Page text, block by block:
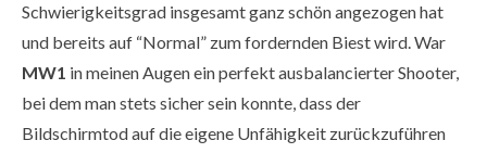
Schwierigkeitsgrad insgesamt ganz schön angezogen hat
und bereits auf “Normal” zum fordernden Biest wird. War
MW1 in meinen Augen ein perfekt ausbalancierter Shooter,
bei dem man stets sicher sein konnte, dass der
Bildschirmtod auf die eigene Unfähigkeit zurückzuführen